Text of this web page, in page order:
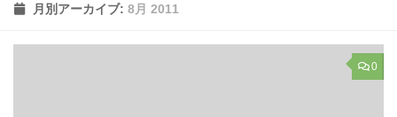
月別アーカイブ: 8月 2011
0